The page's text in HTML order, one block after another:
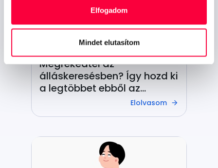
Elfogadom
Mindet elutasítom
Munkavállalóknak
Megrekedtél az
álláskeresésben? Így hozd ki
a legtöbbet ebből az
időszakból kiégés nélkül!
Elolvasom arrow_forward